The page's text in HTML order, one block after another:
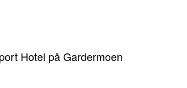
Hotel på Gardermoen